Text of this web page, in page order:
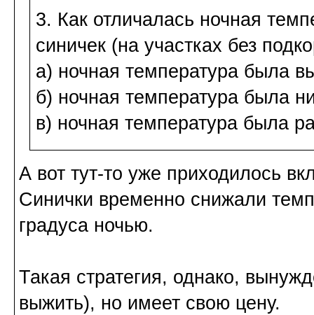
3. Как отличалась ночная
синичек (на участках без
а) ночная температура была
б) ночная температура была
в) ночная температура была
А вот тут-то уже приходилось
Синички временно снижали
градуса ночью.
Такая стратегия, однако,
выжить), но имеет свою цену.